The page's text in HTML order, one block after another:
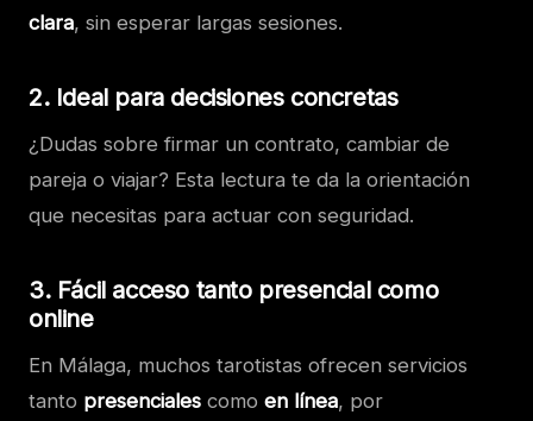
clara, sin esperar largas sesiones.
2. Ideal para decisiones concretas
¿Dudas sobre firmar un contrato, cambiar de
pareja o viajar? Esta lectura te da la orientación
que necesitas para actuar con seguridad.
3. Fácil acceso tanto presencial como
online
En Málaga, muchos tarotistas ofrecen servicios
tanto presenciales como en línea, por